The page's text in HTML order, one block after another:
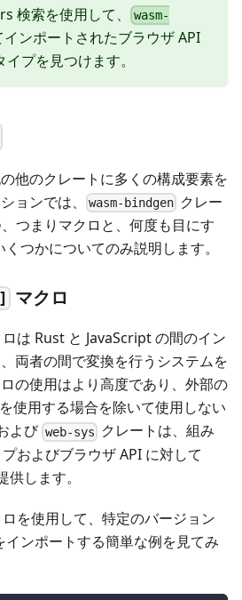
検索を使用して、 wasm-
インポートされたブラウザ API
プを見つけます。
他のクレートに多くの構成要素を
ョンでは、
wasm-bindgen クレー
つまりマクロと、何度も目にす
つかについてのみ説明します。
マクロ
は Rust と JavaScript の間のイン
両者の間で変換を行うシステムを
の使用はより高度であり、外部の
使用する場合を除いて使用しない
よび web-sys クレートは、組み
およびブラウザ API に対して
供します。
を使用して、特定のバージョン
インポートする簡単な例を見てみ